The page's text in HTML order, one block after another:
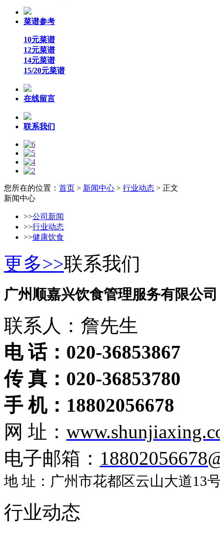
菜谱参考
10元菜谱
12元菜谱
14元菜谱
15/20元菜谱
在线留言
联系我们
您所在的位置： 首页 > 新闻中心 > 行业动态 > 正文
新闻中心
>>公司新闻
>>行业动态
>>健康饮食
更多>>联系我们
广州顺嘉兴饮食管理服务有限公司
联系人：詹先生
电 话：020-36853867
传 真：020-36853780
手 机：18802056678
网 址：
电子邮箱：
地 址：广州市花都区云山大道13
行业动态